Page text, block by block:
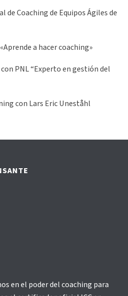
Coaching de Equipos Ágiles de
a hacer coaching»
PNL “Experto en gestión del
con Lars Eric Uneståhl
en el poder del coaching para